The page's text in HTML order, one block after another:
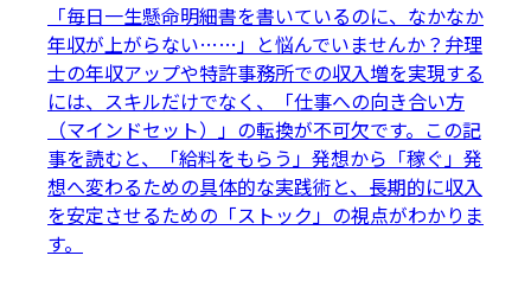
「毎日一生懸命明細書を書いているのに、なかなか
年収が上がらない……」と悩んでいませんか？弁理
士の年収アップや特許事務所での収入増を実現する
には、スキルだけでなく、「仕事への向き合い方
（マインドセット）」の転換が不可欠です。この記
事を読むと、「給料をもらう」発想から「稼ぐ」発
想へ変わるための具体的な実践術と、長期的に収入
を安定させるための「ストック」の視点がわかりま
す。